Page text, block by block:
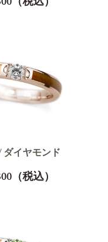
ダイヤモンド
（税込）